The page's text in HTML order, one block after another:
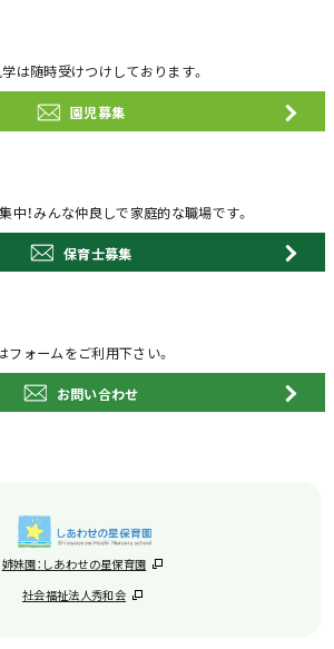
学は随時受けつけしております。
園児募集
中！みんな仲良しで家庭的な職場です。
保育士募集
フォームをご利用下さい。
お問い合わせ
姉妹園：しあわせの星保育園
社会福祉法人秀和会